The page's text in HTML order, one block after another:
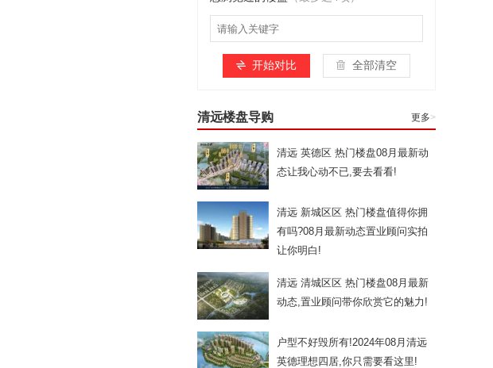
开始对比 全部清空
清远楼盘导购 更多>
清远 英德区 热门楼盘08月最新动
态让我心动不已,要去看看!
清远 新城区区 热门楼盘值得你拥
有吗?08月最新动态置业顾问实拍
让你明白!
清远 清城区区 热门楼盘08月最新
动态,置业顾问带你欣赏它的魅力!
户型不好毁所有!2024年08月清远
英德理想四居,你只需要看这里!